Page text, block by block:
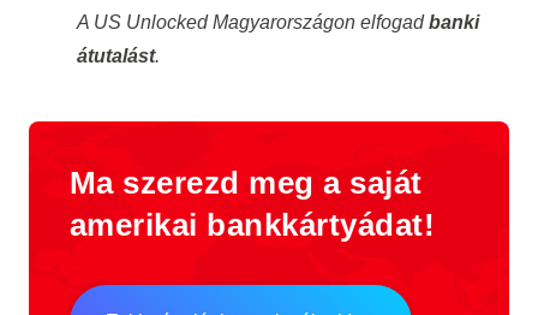
A US Unlocked Magyarországon elfogadbanki
átutalást.
Ma szerezd meg a saját
amerikai bankkártyádat!